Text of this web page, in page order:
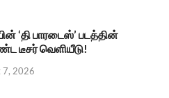
‘தி பாரடைஸ்’ படத்தின்
டீசர் வெளியீடு!
7, 2026